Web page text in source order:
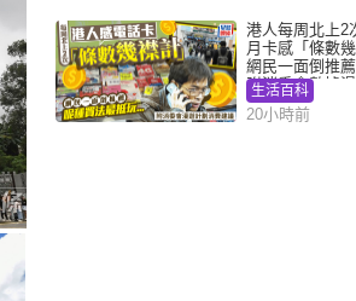
港人每周北上2
月卡感「條數幾
網民一面倒推
附消委會數據
消費提示
生活百科
20小時前